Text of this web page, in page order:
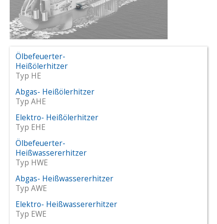
Über uns
Neuigkeiten
Stellenangebote
Downloads
Zertifikate
Kontakt
Standorte
Deutsch
Englisch
Ölbefeuerter-
Heißölerhitzer
Typ HE
Abgas- Heißölerhitzer
Typ AHE
Elektro- Heißölerhitzer
Typ EHE
Ölbefeuerter-
Heißwassererhitzer
Typ HWE
Abgas- Heißwassererhitzer
Typ AWE
Elektro- Heißwassererhitzer
Typ EWE